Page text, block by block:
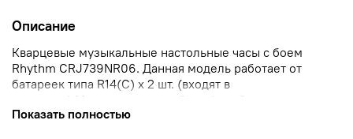
Описание
Кварцевые музыкальные настольные часы с боем
Rhythm CRJ739NR06. Данная модель работает от
батареек типа R14(C) x 2 шт. (входят в
комплект).Максимально приближённый к настоящему
звук боя и мелодий — запатентованная разработка
Показать полностью